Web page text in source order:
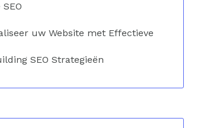
uw Website met Effectieve
SEO Strategieën